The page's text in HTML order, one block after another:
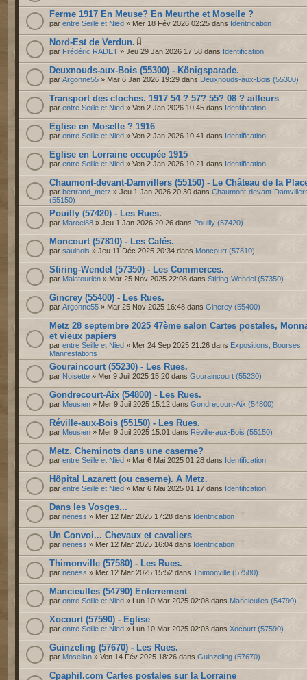
Ferme 1917 En Meuse? En Meurthe et Moselle ?
par entre Seille et Nied » Mer 18 Fév 2026 02:25 dans Identification
Nord-Est de Verdun.
par Frédéric RADET » Jeu 29 Jan 2026 17:58 dans Identification
Deuxnouds-aux-Bois (55300) - Königsparade.
par Argonne55 » Mar 6 Jan 2026 19:29 dans Deuxnouds-aux-Bois (55300)
Transport des cloches. 1917 54 ? 57? 55? 08 ? ailleurs
par entre Seille et Nied » Ven 2 Jan 2026 10:45 dans Identification
Eglise en Moselle ? 1916
par entre Seille et Nied » Ven 2 Jan 2026 10:41 dans Identification
Eglise en Lorraine occupée 1915
par entre Seille et Nied » Ven 2 Jan 2026 10:21 dans Identification
Chaumont-devant-Damvillers (55150) - Le Château de la
par bertrand_metz » Jeu 1 Jan 2026 20:30 dans Chaumont-devant-
(55150)
Pouilly (57420) - Les Rues.
par Marcel88 » Jeu 1 Jan 2026 20:26 dans Pouilly (57420)
Moncourt (57810) - Les Cafés.
par saulnois » Jeu 11 Déc 2025 20:34 dans Moncourt (57810)
Stiring-Wendel (57350) - Les Commerces.
par Malatourien » Mar 25 Nov 2025 22:08 dans Stiring-Wendel (57350)
Gincrey (55400) - Les Rues.
par Argonne55 » Mar 25 Nov 2025 16:48 dans Gincrey (55400)
Metz 28 septembre 2025 47ème salon Cartes postales,
et vieux papiers
par entre Seille et Nied » Mer 24 Sep 2025 21:26 dans Expositions, Bourses,
Manifestations
Gouraincourt (55230) - Les Rues.
par Noisette » Mer 9 Juil 2025 15:20 dans Gouraincourt (55230)
Gondrecourt-Aix (54800) - Les Rues.
par Meusien » Mer 9 Juil 2025 15:12 dans Gondrecourt-Aix (54800)
Réville-aux-Bois (55150) - Les Rues.
par Meusien » Mer 9 Juil 2025 15:01 dans Réville-aux-Bois (55150)
Metz. Cheminots dans une caserne?
par entre Seille et Nied » Mar 6 Mai 2025 01:28 dans Identification
Hôpital Lazarett (ou caserne). A Metz.
par entre Seille et Nied » Mar 6 Mai 2025 01:17 dans Identification
Dans les Vosges...
par neness » Mer 12 Mar 2025 17:28 dans Identification
Un Convoi... Chevaux et cavaliers
par neness » Mer 12 Mar 2025 16:04 dans Identification
Thimonville (57580) - Les Rues.
par neness » Mer 12 Mar 2025 15:52 dans Thimonville (57580)
Mancieulles (54790) Enterrement
par entre Seille et Nied » Lun 10 Mar 2025 02:08 dans Mancieulles (54790)
Xocourt (57590) - Eglise
par entre Seille et Nied » Lun 10 Mar 2025 02:03 dans Xocourt (57590)
Guinzeling (57670) - Les Rues.
par Mosellan » Ven 14 Fév 2025 18:26 dans Guinzeling (57670)
Cpaphil.com Cartes postales sur la Lorraine